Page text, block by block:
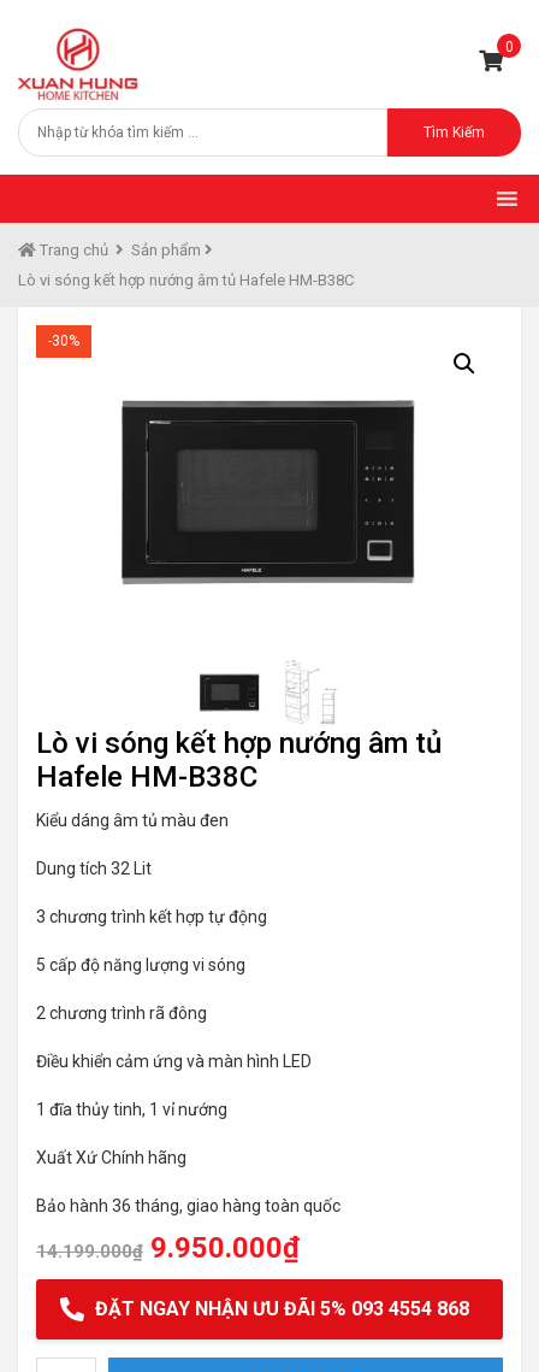
0
Tìm Kiếm
Trang chủ
Sản phẩm
Lò vi sóng kết hợp nướng âm tủ Hafele HM-B38C
-30%
Lò vi sóng kết hợp nướng âm tủ
Hafele HM-B38C
Kiểu dáng âm tủ màu đen
Dung tích 32 Lit
3 chương trình kết hợp tự động
5 cấp độ năng lượng vi sóng
2 chương trình rã đông
Điều khiển cảm ứng và màn hình LED
1 đĩa thủy tinh, 1 vỉ nướng
Xuất Xứ Chính hãng
Bảo hành 36 tháng, giao hàng toàn quốc
14.199.000₫ 9.950.000₫
ĐẶT NGAY NHẬN ƯU ĐÃI 5% 093 4554 868